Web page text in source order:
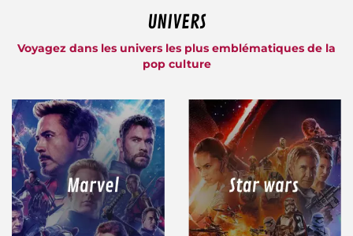
UNIVERS
Voyagez dans les univers les plus emblématiques de la
pop culture